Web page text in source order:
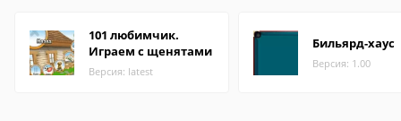
101 любимчик.
Играем с щенятами
Версия: latest
Бильярд-хаус
Версия: 1.00